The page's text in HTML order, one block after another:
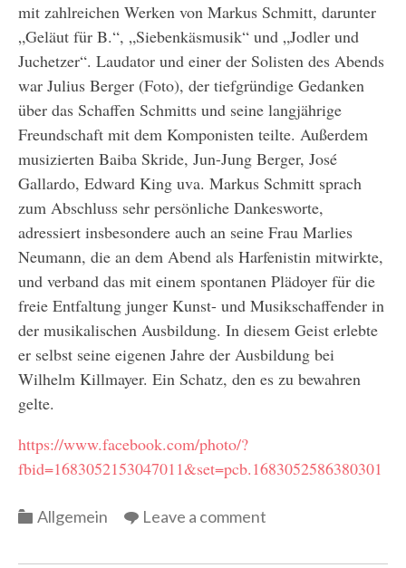
mit zahlreichen Werken von Markus Schmitt, darunter
„Geläut für B.“, „Siebenkäsmusik“ und „Jodler und
Juchetzer“. Laudator und einer der Solisten des Abends
war Julius Berger (Foto), der tiefgründige Gedanken
über das Schaffen Schmitts und seine langjährige
Freundschaft mit dem Komponisten teilte. Außerdem
musizierten Baiba Skride, Jun-Jung Berger, José
Gallardo, Edward King uva. Markus Schmitt sprach
zum Abschluss sehr persönliche Dankesworte,
adressiert insbesondere auch an seine Frau Marlies
Neumann, die an dem Abend als Harfenistin mitwirkte,
und verband das mit einem spontanen Plädoyer für die
freie Entfaltung junger Kunst- und Musikschaffender in
der musikalischen Ausbildung. In diesem Geist erlebte
er selbst seine eigenen Jahre der Ausbildung bei
Wilhelm Killmayer. Ein Schatz, den es zu bewahren
gelte.
https://www.facebook.com/photo/?
fbid=1683052153047011&set=pcb.1683052586380301
Categories
Allgemein Leave a comment